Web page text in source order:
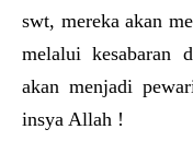
swt, mereka akan
melalui kesabaran
akan menjadi
insya Allah !